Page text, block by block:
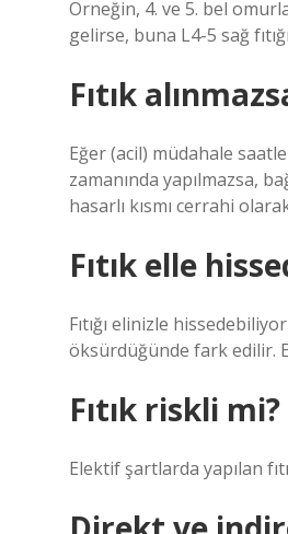
Örneğin, 4. ve 5. bel
gelirse, buna L4-5 sağ
Fıtık
Eğer (acil) müdahale
zamanında yapılmazsa,
hasarlı kısmı cerrahi
Fıtık elle
Fıtığı elinizle
öksürdüğünde fark edilir.
Fıtık riskli mi?
Elektif şartlarda yapılan